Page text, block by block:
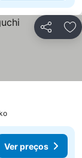
Partilhar
Ver preços